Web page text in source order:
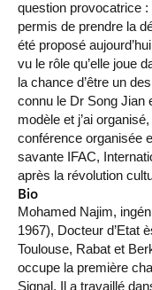
question provocatrice
permis de prendre la
été proposé
vu le rôle qu’elle joue
la chance d’être un
connu le Dr Song Jian
modèle et j’ai
conférence organisée
savante IFAC,
après la révolution
Bio
Mohamed Najim,
1967), Docteur d’Etat
Toulouse, Rabat et
occupe la première
Signal. Il a travaillé